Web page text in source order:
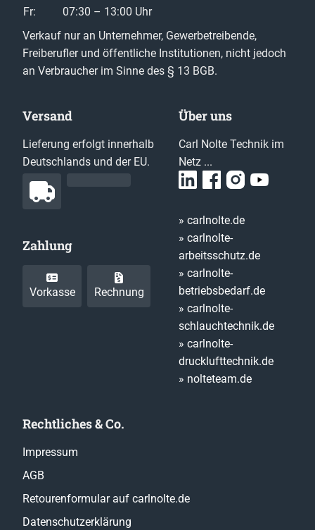
Fr:
07:30 – 13:00 Uhr
Verkauf nur an Unternehmer, Gewerbetreibende,
Freiberufler und öffentliche Institutionen, nicht jedoch
an Verbraucher im Sinne des § 13 BGB.
Versand
Lieferung erfolgt innerhalb
Deutschlands und der EU.
Zahlung
Vorkasse Rechnung
Über uns
Carl Nolte Technik im
Netz ...
» carlnolte.de
» carlnolte-
arbeitsschutz.de
» carlnolte-
betriebsbedarf.de
» carlnolte-
schlauchtechnik.de
» carlnolte-
drucklufttechnik.de
» nolteteam.de
Rechtliches & Co.
Impressum
AGB
Retourenformular auf carlnolte.de
Datenschutzerklärung